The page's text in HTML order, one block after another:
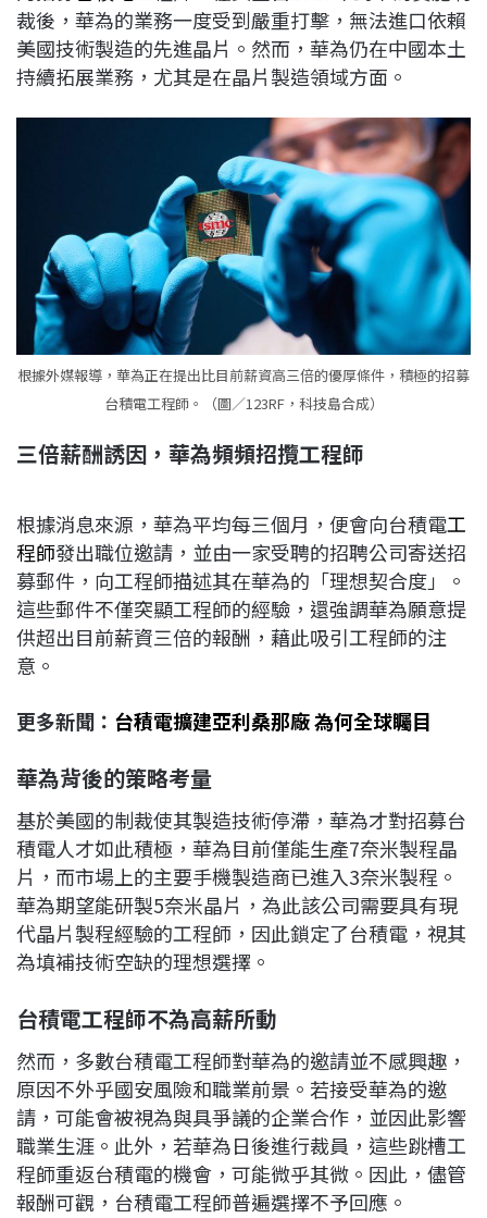
o
k
s
I
n
n
k
裁後，華為的業務一度受到嚴重打擊，無法進口依賴
美國技術製造的先進晶片。然而，華為仍在中國本土
持續拓展業務，尤其是在晶片製造領域方面。
根據外媒報導，華為正在提出比目前薪資高三倍的優厚條件，積極的招募
台積電工程師。（圖／123RF，科技島合成）
三倍薪酬誘因，華為頻頻招攬工程師
根據消息來源，華為平均每三個月，便會向台積電工
程師發出職位邀請，並由一家受聘的招聘公司寄送招
募郵件，向工程師描述其在華為的「理想契合度」。
這些郵件不僅突顯工程師的經驗，還強調華為願意提
供超出目前薪資三倍的報酬，藉此吸引工程師的注
意。
更多新聞： 台積電擴建亞利桑那廠 為何全球矚目
華為背後的策略考量
基於美國的制裁使其製造技術停滯，華為才對招募台
積電人才如此積極，華為目前僅能生產7奈米製程晶
片，而市場上的主要手機製造商已進入3奈米製程。
華為期望能研製5奈米晶片，為此該公司需要具有現
代晶片製程經驗的工程師，因此鎖定了台積電，視其
為填補技術空缺的理想選擇。
台積電工程師不為高薪所動
然而，多數台積電工程師對華為的邀請並不感興趣，
原因不外乎國安風險和職業前景。若接受華為的邀
請，可能會被視為與具爭議的企業合作，並因此影響
職業生涯。此外，若華為日後進行裁員，這些跳槽工
程師重返台積電的機會，可能微乎其微。因此，儘管
報酬可觀，台積電工程師普遍選擇不予回應。